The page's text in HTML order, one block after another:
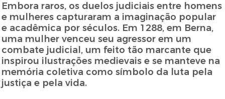
Embora raros, os duelos judiciais entre homens
e mulheres capturaram a imaginação popular
e acadêmica por séculos. Em 1288, em Berna,
uma mulher venceu seu agressor em um
combate judicial, um feito tão marcante que
inspirou ilustrações medievais e se manteve na
memória coletiva como símbolo da luta pela
justiça e pela vida.